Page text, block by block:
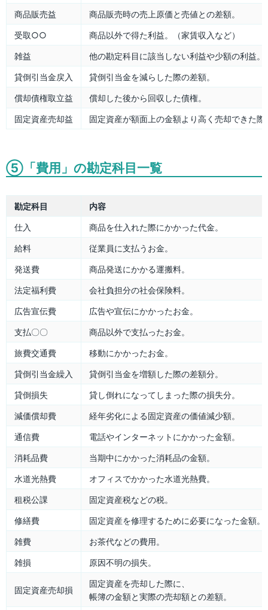
商品販売益
商品販売時の売上原価と売値との差額。
受取○○
商品以外で得た利益。（家賃収入など）
雑益
他の勘定科目に該当しない利益や少額の利益。
貸倒引当金戻入
貸倒引当金を減らした際の差額。
償却債権取立益
償却した後から回収した債権。
固定資産売却益
固定資産が額面上の金額より高く売却できた際
⑤「費用」の勘定科目一覧
勘定科目
内容
仕入
商品を仕入れた際にかかった代金。
給料
従業員に支払うお金。
発送費
商品発送にかかる運搬料。
法定福利費
会社負担分の社会保険料。
広告宣伝費
広告や宣伝にかかったお金。
支払〇〇
商品以外で支払ったお金。
旅費交通費
移動にかかったお金。
貸倒引当金繰入
貸倒引当金を増額した際の差額分。
貸倒損失
貸し倒れになってしまった際の損失分。
減価償却費
経年劣化による固定資産の価値減少額。
通信費
電話やインターネットにかかった金額。
消耗品費
当期中にかかった消耗品の金額。
水道光熱費
オフィスでかかった水道光熱費。
租税公課
固定資産税などの税。
修繕費
固定資産を修理するために必要になった金額。
雑費
お茶代などの費用。
雑損
原因不明の損失。
固定資産売却損
固定資産を売却した際に、
帳簿の金額と実際の売却額との差額。